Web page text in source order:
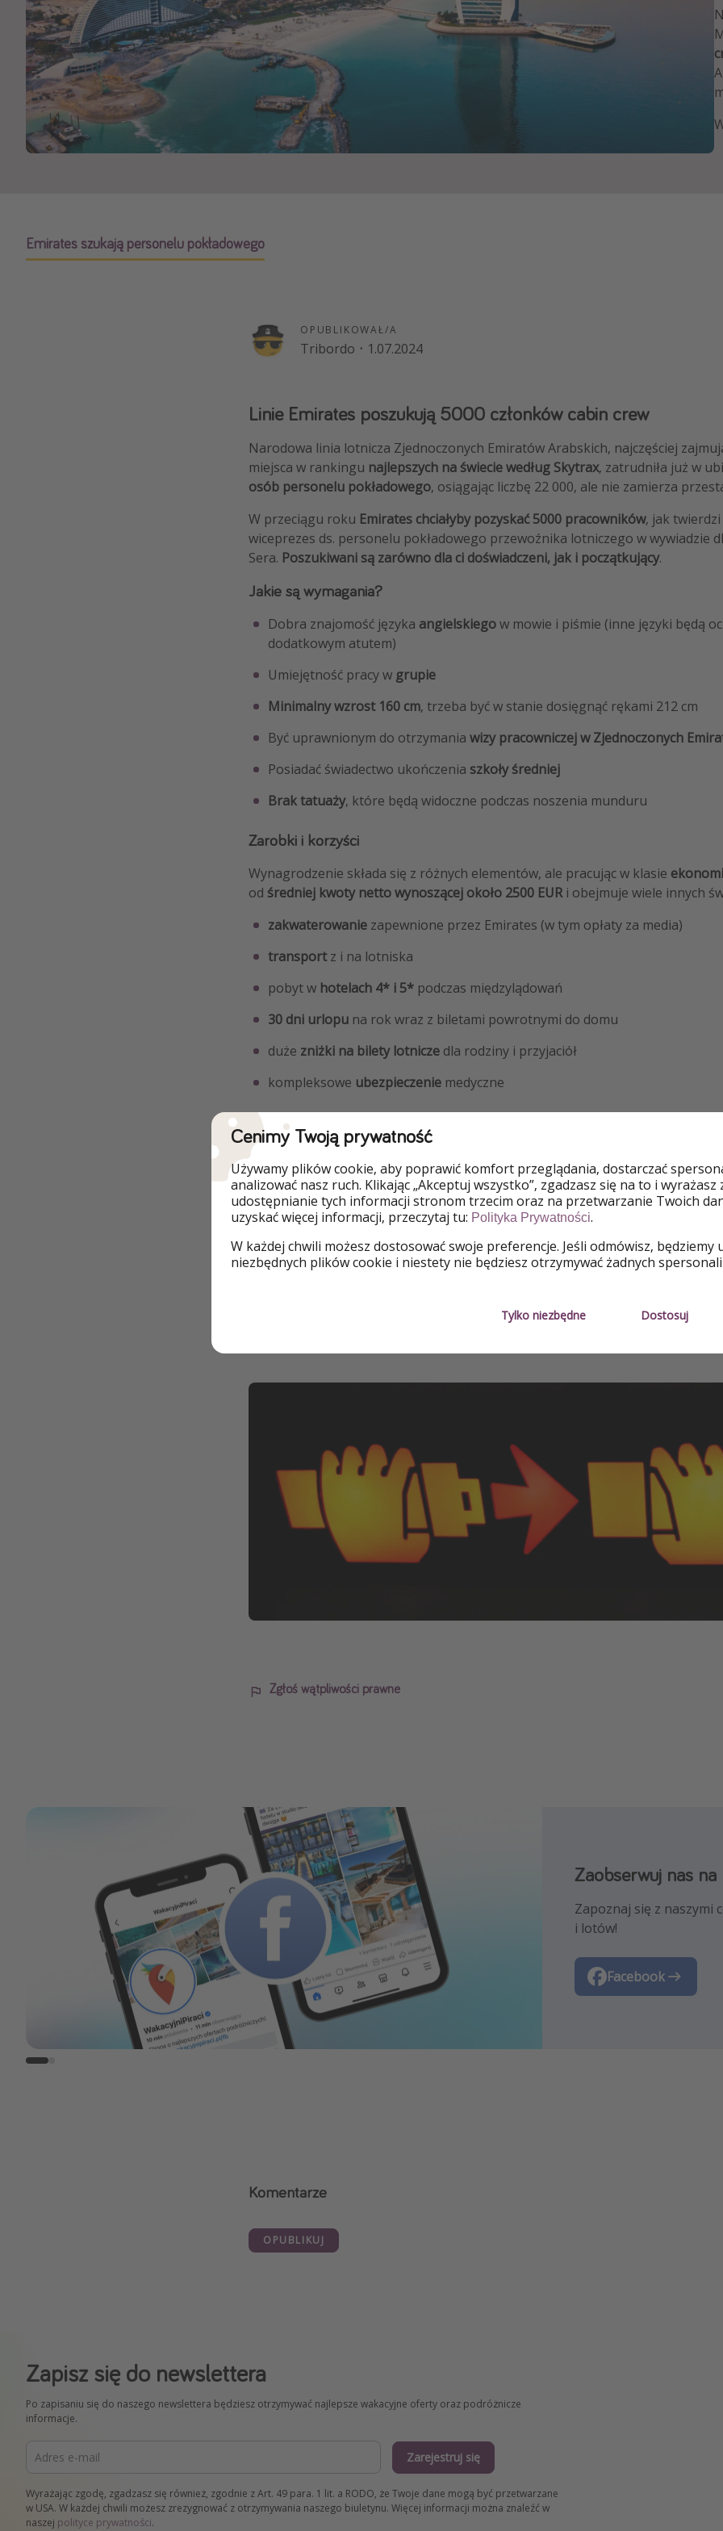
Wszystkie
Emirates szukają personelu pokładowego
OPUBLIKOWAŁ/A
Tribordo · 1.07.2024
Linie Emirates poszukują 5000 członków cabin crew
Narodowa linia lotnicza Zjednoczonych Emiratów Arabskich, najczęściej
miejsca w rankingu najlepszych na świecie według Skytrax, zatrudniła już w
osób personelu pokładowego, osiągając liczbę 22 000, ale nie zamierza
W przeciągu roku Emirates chciałyby pozyskać 5000 pracowników, jak twierdzi
wiceprezes ds. personelu pokładowego przewoźnika lotniczego w wywiadzie
Sera. Poszukiwani są zarówno dla ci doświadczeni, jak i początkujący.
Jakie są wymagania?
Dobra znajomość języka angielskiegow mowie i piśmie (inne języki będą
dodatkowym atutem)
Umiejętność pracy w grupie
Minimalny wzrost 160 cm, trzeba być w stanie dosięgnąć rękami 212 cm
Być uprawnionym do otrzymania wizy pracowniczej w Zjednoczonych
Posiadać świadectwo ukończenia szkoły średniej
Brak tatuaży, które będą widoczne podczas noszenia munduru
Zarobki i korzyści
Wynagrodzenie składa się z różnych elementów, ale pracując w klasie
od średniej kwoty netto wynoszącej około 2500 EURi obejmuje wiele innych
zakwaterowanie zapewnione przez Emirates (w tym opłaty za media)
transportz i na lotniska
pobyt w hotelach 4* i 5* podczas międzylądowań
30 dni urlopu na rok wraz z biletami powrotnymi do domu
duże zniżki na bilety lotnicze dla rodziny i przyjaciół
kompleksowe ubezpieczenie medyczne
Co więcej, w ramach siatki Emirates (135 miast w 77 krajach) personel
preferencje dotyczące tras, na których będzie pracować, na przykład po to, aby
domu.
Szkolenie przed rozpoczęciem pracy trwa około 8 tygodni i odbywa się w
możecie liczyć na wielokulturowy zespół, w którym pracują osoby ze 140
posługujące się ponad 70 różnymi językami.
Jeśli chcecie spróbować swoich sił -TUTAJmożecie zaaplikować, a także
Zgłoś wątpliwości prawne
Zaobserwuj nas na
Zapoznaj się z naszymi
i lotów!
Facebook
Zaobserwuj nas na
Pozwól nam
najlepszymi ofertami
Instagram
Komentarze
OPUBLIKUJ
Zapisz się do newslettera
Po zapisaniu się do naszego newslettera będziesz otrzymywać najlepsze wakacyjne oferty oraz podróżnicze
informacje.
Zarejestruj się
Wyrażając zgodę, zgadzasz się również, zgodnie z Art. 49 para. 1 lit. a RODO, że Twoje dane mogą być przetwarzane
w USA. W każdej chwili możesz zrezygnować z otrzymywania naszego biuletynu. Więcej informacji można znaleźć w
naszej polityce prywatności.
Cenimy Twoją prywatność
Używamy plików cookie, aby poprawić komfort przeglądania, dostarczać
analizować nasz ruch. Klikając „Akceptuj wszystko”, zgadzasz się na to i wyrażasz
udostępnianie tych informacji stronom trzecim oraz na przetwarzanie Twoich
uzyskać więcej informacji, przeczytaj tu: Polityka Prywatności.
W każdej chwili możesz dostosować swoje preferencje. Jeśli odmówisz, będziemy
niezbędnych plików cookie i niestety nie będziesz otrzymywać żadnych
Tylko niezbędne Dostosuj